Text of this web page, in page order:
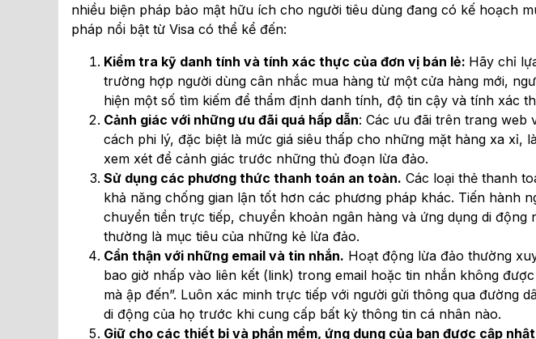
nhiều biện pháp bảo mật hữu ích cho người tiêu dùng đang có kế hoạch
pháp nổi bật từ Visa có thể kể đến:
Kiểm tra kỹ danh tính và tính xác thực của đơn vị bán lẻ: Hãy chỉ
trường hợp người dùng cân nhắc mua hàng từ một cửa hàng mới,
hiện một số tìm kiếm để thẩm định danh tính, độ tin cậy và tính xác
Cảnh giác với những ưu đãi quá hấp dẫn: Các ưu đãi trên trang web
cách phi lý, đặc biệt là mức giá siêu thấp cho những mặt hàng xa xỉ,
xem xét để cảnh giác trước những thủ đoạn lừa đảo.
Sử dụng các phương thức thanh toán an toàn. Các loại thẻ thanh
khả năng chống gian lận tốt hơn các phương pháp khác. Tiến hành
chuyển tiền trực tiếp, chuyển khoản ngân hàng và ứng dụng di
thường là mục tiêu của những kẻ lừa đảo.
Cẩn thận với những email và tin nhắn. Hoạt động lừa đảo thường
bao giờ nhấp vào liên kết (link) trong email hoặc tin nhắn không
mà ập đến”. Luôn xác minh trực tiếp với người gửi thông qua đường
di động của họ trước khi cung cấp bất kỳ thông tin cá nhân nào.
Giữ cho các thiết bị và phần mềm, ứng dụng của bạn được cập